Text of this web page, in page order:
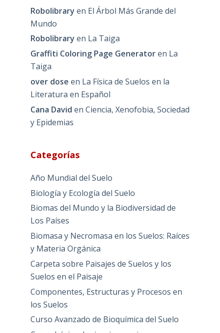
Robolibrary en El Árbol Más Grande del
Mundo
Robolibrary en La Taiga
Graffiti Coloring Page Generatoren La
Taiga
over dose en La Física de Suelos en la
Literatura en Español
Cana David en Ciencia, Xenofobia, Sociedad
y Epidemias
Categorías
Año Mundial del Suelo
Biología y Ecología del Suelo
Biomas del Mundo y la Biodiversidad de
Los Países
Biomasa y Necromasa en los Suelos: Raíces
y Materia Orgánica
Carpeta sobre Paisajes de Suelos y los
Suelos en el Paisaje
Componentes, Estructuras y Procesos en
los Suelos
Curso Avanzado de Bioquímica del Suelo